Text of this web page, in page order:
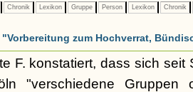
Chronik Lexikon Gruppe Person Lexikon Chronik
zum Hochverrat,
F. konstatiert, dass sich seit
"verschiedene Gruppen